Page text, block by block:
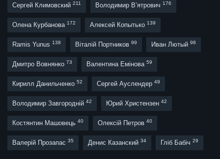
Сергей Климовский 211 Володимир В’ятрович 176
Олена Курбанова 172 Алексей Копытько 139
Ramis Yunus 138 Віталій Портников 99 Иван Лютый 98
Дмитро Вовнянко 73 Валентина Емінова 59
Кирилл Данильченко 52 Сергей Ауслендер 49
Володимир Завгородній 42 Юрий Христензен 42
Костянтин Машовець 40 Олексій Петров 40
Валерій Прозапас 35 Денис Казанский 34 Гліб Бабіч 29